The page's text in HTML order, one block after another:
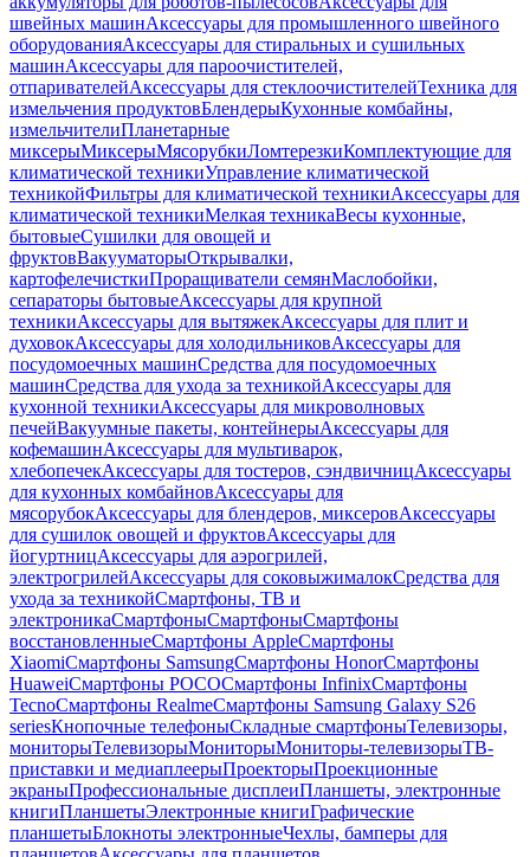
швейных машинАксессуары для промышленного швейного
оборудованияАксессуары для стиральных и сушильных
машинАксессуары для пароочистителей,
отпаривателейАксессуары для стеклоочистителейТехника для
измельчения продуктовБлендерыКухонные комбайны,
измельчителиПланетарные
миксерыМиксерыМясорубкиЛомтерезкиКомплектующие для
климатической техникиУправление климатической
техникойФильтры для климатической техникиАксессуары для
климатической техникиМелкая техникаВесы кухонные,
бытовыеСушилки для овощей и
фруктовВакууматорыОткрывалки,
картофелечисткиПроращиватели семянМаслобойки,
сепараторы бытовыеАксессуары для крупной
техникиАксессуары для вытяжекАксессуары для плит и
духовокАксессуары для холодильниковАксессуары для
посудомоечных машинСредства для посудомоечных
машинСредства для ухода за техникойАксессуары для
кухонной техникиАксессуары для микроволновых
печейВакуумные пакеты, контейнерыАксессуары для
кофемашинАксессуары для мультиварок,
хлебопечекАксессуары для тостеров, сэндвичницАксессуары
для кухонных комбайновАксессуары для
мясорубокАксессуары для блендеров, миксеровАксессуары
для сушилок овощей и фруктовАксессуары для
йогуртницАксессуары для аэрогрилей,
электрогрилейАксессуары для соковыжималокСредства для
ухода за техникойСмартфоны, ТВ и
электроникаСмартфоныСмартфоныСмартфоны
восстановленныеСмартфоны AppleСмартфоны
XiaomiСмартфоны SamsungСмартфоны HonorСмартфоны
HuaweiСмартфоны POCOСмартфоны InfinixСмартфоны
TecnoСмартфоны RealmeСмартфоны Samsung Galaxy S26
seriesКнопочные телефоныСкладные смартфоныТелевизоры,
мониторыТелевизорыМониторыМониторы-телевизорыТВ-
приставки и медиаплеерыПроекторыПроекционные
экраныПрофессиональные дисплеиПланшеты, электронные
книгиПланшетыЭлектронные книгиГрафические
планшетыБлокноты электронныеЧехлы, бамперы для